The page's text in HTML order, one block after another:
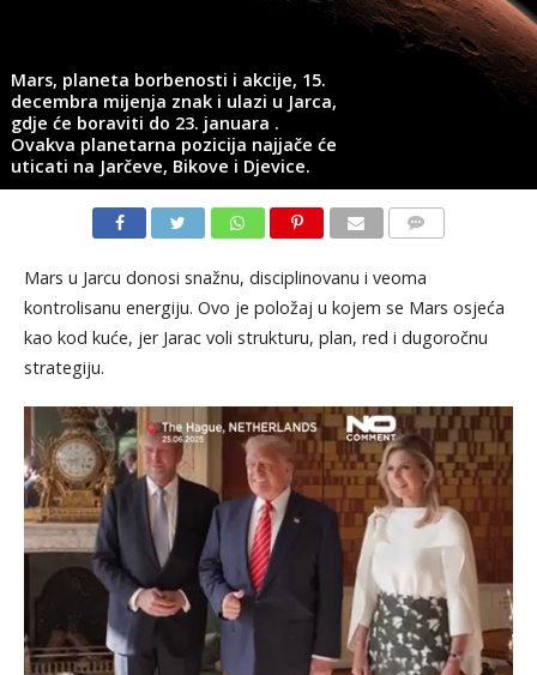
Mars, planeta borbenosti i akcije, 15.
decembra mijenja znak i ulazi u Jarca,
gdje će boraviti do 23. januara .
Ovakva planetarna pozicija najjače će
uticati na Jarčeve, Bikove i Djevice.
Mars u Jarcu donosi snažnu, disciplinovanu i veoma
kontrolisanu energiju. Ovo je položaj u kojem se Mars osjeća
kao kod kuće, jer Jarac voli strukturu, plan, red i dugoročnu
strategiju.